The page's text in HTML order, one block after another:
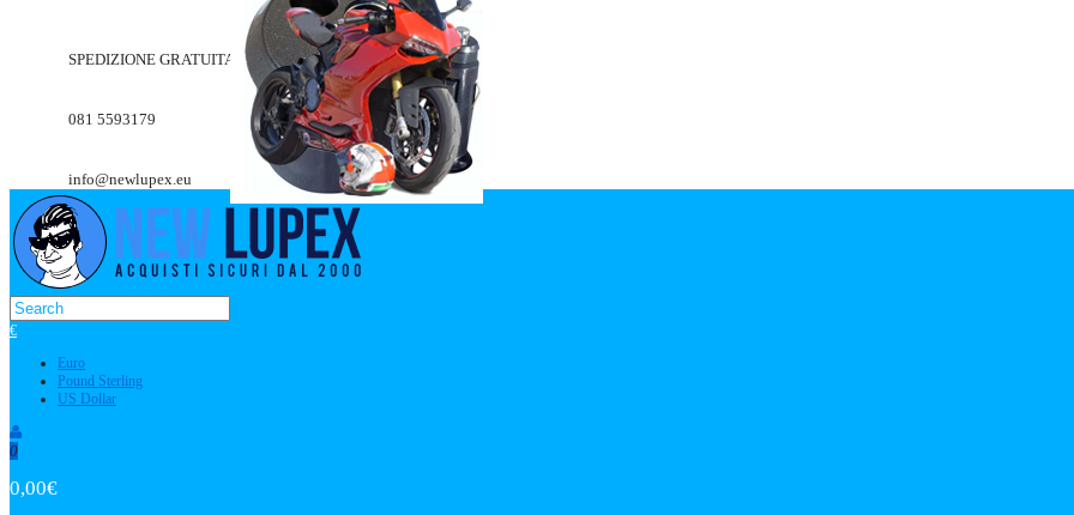
SPEDIZIONE GRATUITA A PARTIRE DA 49.90€
081 5593179
info@newlupex.eu
€
Euro
Pound Sterling
US Dollar
0
0,00€